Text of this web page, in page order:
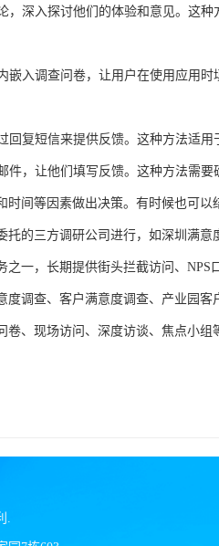
，深入探讨他们的体验和意见。这
嵌入调查问卷，让用户在使用应用
复短信来提供反馈。这种方法适用
，让他们填写反馈。这种方法需要
间等因素做出决策。有时候也可
的三方调研公司进行，如深圳满意
一，长期提供街头拦截访问、NPS
调查、客户满意度调查、产业园客
、现场访问、深度访谈、焦点小组
.